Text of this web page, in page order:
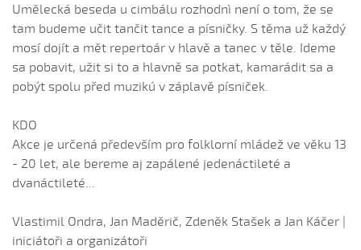
Umělecká beseda u cimbálu rozhodnì není o tom, že se
tam budeme učit tančit tance a písničky. S těma už každý
mosí dojít a mět repertoár v hlavě a tanec v těle. Ideme
sa pobavit, užit si to a hlavně sa potkat, kamarádit sa a
pobýt spolu před muzikú v záplavě písniček.
KDO
Akce je určená především pro folklorní mládež ve věku 13
- 20 let, ale bereme aj zapálené jedenáctileté a
dvanáctileté...
Vlastimil Ondra, Jan Maděrič, Zdeněk Stašek a Jan Káčer |
iniciátoři a organizátoři